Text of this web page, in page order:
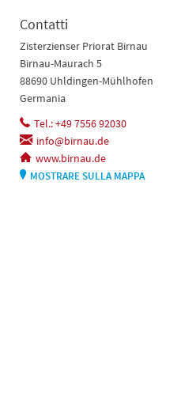
Contatti
Zisterzienser Priorat Birnau
Birnau-Maurach 5
88690 Uhldingen-Mühlhofen
Germania
Tel.: +49 7556 92030
info@birnau.de
www.birnau.de
MOSTRARE SULLA MAPPA